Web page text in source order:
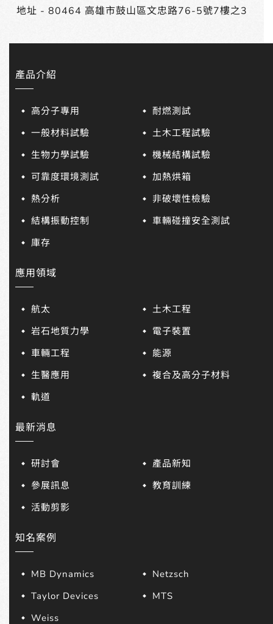
地址 - 80464 高雄市鼓山區文忠路76-5號7樓之3
產品介紹
高分子專用
耐燃測試
一般材料試驗
土木工程試驗
生物力學試驗
機械結構試驗
可靠度環境測試
加熱烘箱
熱分析
非破壞性檢驗
結構振動控制
車輛碰撞安全測試
庫存
應用領域
航太
土木工程
岩石地質力學
電子裝置
車輛工程
能源
生醫應用
複合及高分子材料
軌道
最新消息
研討會
產品新知
參展訊息
教育訓練
活動剪影
知名案例
MB Dynamics
Netzsch
Taylor Devices
MTS
Weiss